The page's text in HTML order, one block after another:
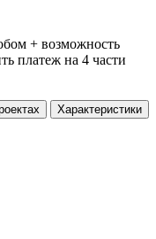
+ возможность
платеж на 4 части
Характеристики